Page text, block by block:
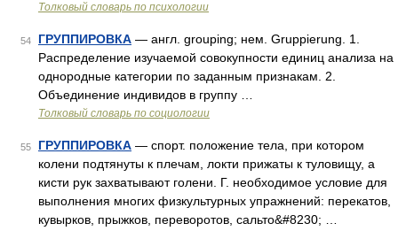
Толковый словарь по психологии
54 ГРУППИРОВКА — англ. grouping; нем. Gruppierung. 1.
Распределение изучаемой совокупности единиц анализа на
однородные категории по заданным признакам. 2.
Объединение индивидов в группу …
Толковый словарь по социологии
55 ГРУППИРОВКА — спорт. положение тела, при котором
колени подтянуты к плечам, локти прижаты к туловищу, а
кисти рук захватывают голени. Г. необходимое условие для
выполнения многих физкультурных упражнений: перекатов,
кувырков, прыжков, переворотов, сальто&#8230; …